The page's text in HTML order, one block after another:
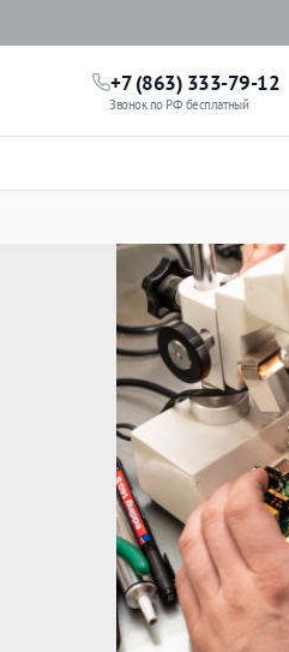
+7 (863) 333-79-12
Звонок по РФ бесплатный